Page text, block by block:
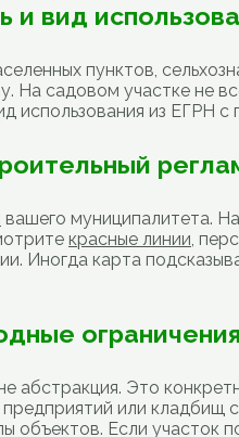
и вид
пунктов,
садовом участке не
использования из ЕГРН
вашего муниципалитета.
красные линии,
Иногда карта
ограничения
абстракция. Это
предприятий или кладбищ
объектов. Если участок